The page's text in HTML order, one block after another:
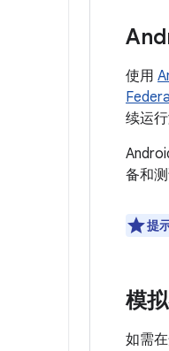
使用
续运行
备和测
提
模
如需